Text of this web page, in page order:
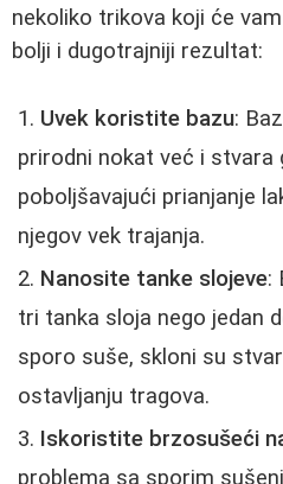
nekoliko trikova koji će
bolji i dugotrajniji rezultat:
Uvek koristite bazu:
prirodni nokat već i stvara
poboljšavajući prianjanje
njegov vek trajanja.
Nanosite tanke slojeve:
tri tanka sloja nego jedan
sporo suše, skloni su
ostavljanju tragova.
Iskoristite brzosušeći
problema sa sporim